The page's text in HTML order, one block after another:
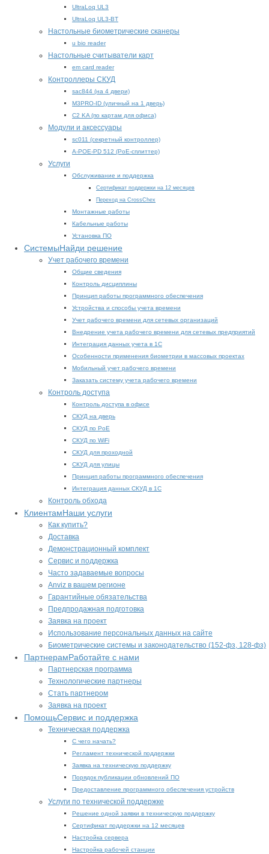
UltraLoq UL3
UltraLoq UL3-BT
Настольные биометрические сканеры
u bio reader
Настольные считыватели карт
em card reader
Контроллеры СКУД
sac844 (на 4 двери)
M3PRO-ID (уличный на 1 дверь)
C2 KA (по картам для офиса)
Модули и аксессуары
sc011 (секретный контроллер)
A-POE-PD 512 (PoE-сплиттер)
Услуги
Обслуживание и поддержка
Сертификат поддержки на 12 месяцев
Переход на CrossChex
Монтажные работы
Кабельные работы
Установка ПО
СистемыНайди решение
Учет рабочего времени
Общие сведения
Контроль дисциплины
Принцип работы программного обеспечения
Устройства и способы учета времени
Учет рабочего времени для сетевых организаций
Внедрение учета рабочего времени для сетевых предприятий
Интеграция данных учета в 1С
Особенности применения биометрии в массовых проектах
Мобильный учет рабочего времени
Заказать систему учета рабочего времени
Контроль доступа
Контроль доступа в офисе
СКУД на дверь
СКУД по PoE
СКУД по WiFi
СКУД для проходной
СКУД для улицы
Принцип работы программного обеспечения
Интеграция данных СКУД в 1С
Контроль обхода
КлиентамНаши услуги
Как купить?
Доставка
Демонстрационный комплект
Сервис и поддержка
Часто задаваемые вопросы
Anviz в вашем регионе
Гарантийные обязательства
Предпродажная подготовка
Заявка на проект
Использование персональных данных на сайте
Биометрические системы и законодательство (152-фз, 128-фз)
ПартнерамРаботайте с нами
Партнерская программа
Технологические партнеры
Стать партнером
Заявка на проект
ПомощьСервис и поддержка
Техническая поддержка
С чего начать?
Регламент технической поддержки
Заявка на техническую поддержку
Порядок публикации обновлений ПО
Предоставление программного обеспечения устройств
Услуги по технической поддержке
Решение одной заявки в техническую поддержку
Сертификат поддержки на 12 месяцев
Настройка сервера
Настройка рабочей станции